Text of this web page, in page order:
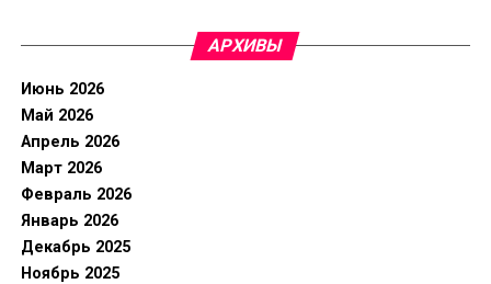
АРХИВЫ
Июнь 2026
Май 2026
Апрель 2026
Март 2026
Февраль 2026
Январь 2026
Декабрь 2025
Ноябрь 2025